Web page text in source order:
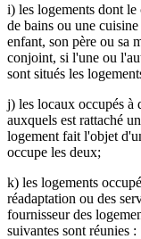
i) les logements dont le
de bains ou une
enfant, son père ou sa
conjoint, si l'une ou
sont situés les
j) les locaux occupés à
auxquels est rattaché
logement fait l'objet
occupe les deux;
k) les logements
réadaptation ou des
fournisseur des
suivantes sont réunies :